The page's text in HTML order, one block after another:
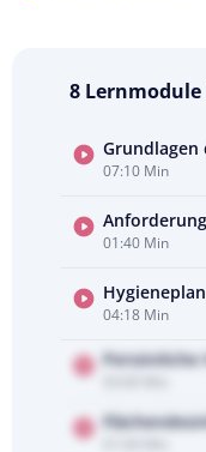
Kursvorschau
ansehen
8 Lernmodule
Grundlagen
07:10 Min
01:40 Min
Hygieneplan
04:18 Min
Persönliche